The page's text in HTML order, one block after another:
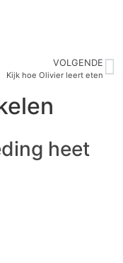
VOLGENDE
Kijk hoe Olivier leert eten
heet